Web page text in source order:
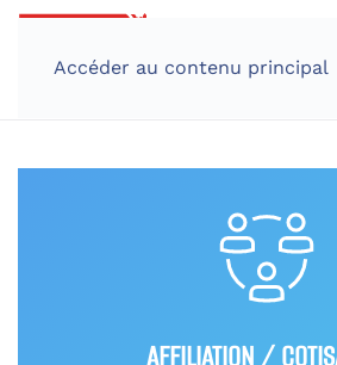
Accéder au contenu principal
AFFILIATION /